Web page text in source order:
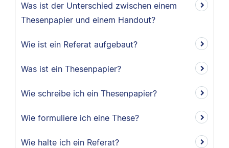
Was ist der Unterschied zwischen einem
Thesenpapier und einem Handout?
Wie ist ein Referat aufgebaut?
Was ist ein Thesenpapier?
Wie schreibe ich ein Thesenpapier?
Wie formuliere ich eine These?
Wie halte ich ein Referat?